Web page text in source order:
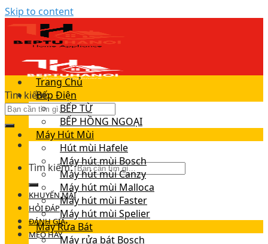
Skip to content
Tìm kiếm:
Tìm kiếm:
KHUYẾN MÃI
HỎI ĐÁP
ĐÁNH GIÁ
MẸO HAY
Trang Chủ
Bếp Điện
BẾP TỪ
BẾP HỒNG NGOẠI
Máy Hút Mùi
Hút mùi Hafele
Máy hút mùi Bosch
Máy hút mùi Canzy
Máy hút mùi Malloca
Máy hút mùi Faster
Máy hút mùi Spelier
Máy Rửa Bát
Máy rửa bát Bosch